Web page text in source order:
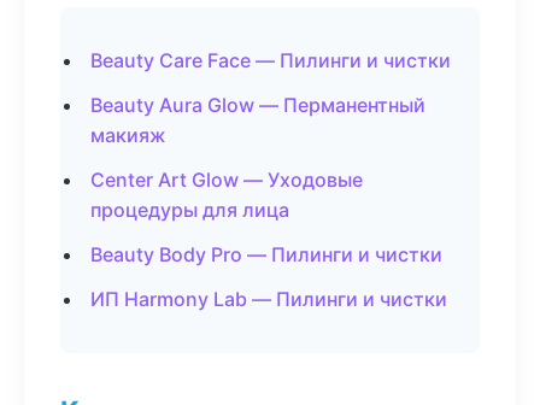
Beauty Care Face — Пилинги и чистки
Beauty Aura Glow — Перманентный
макияж
Center Art Glow — Уходовые
процедуры для лица
Beauty Body Pro — Пилинги и чистки
ИП Harmony Lab — Пилинги и чистки